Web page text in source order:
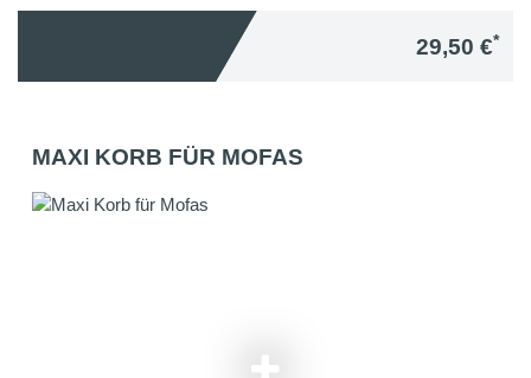
29,50 €*
MAXI KORB FÜR MOFAS